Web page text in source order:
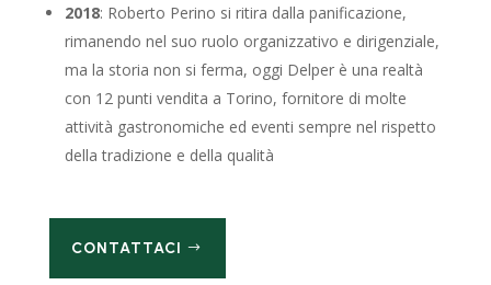
2018: Roberto Perino si ritira dalla panificazione,
rimanendo nel suo ruolo organizzativo e dirigenziale,
ma la storia non si ferma, oggi Delper è una realtà
con 12 punti vendita a Torino, fornitore di molte
attività gastronomiche ed eventi sempre nel rispetto
della tradizione e della qualità
CONTATTACI